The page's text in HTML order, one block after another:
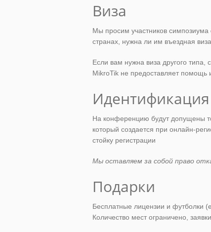
Виза
Мы просим участников симпозиума
странах, нужна ли им въездная виза
Если вам нужна виза другого типа,
MikroTik не предоставляет помощь
На конференцию будут допущены
который создается при онлайн-
стойку регистрации
Мы оставляем за собой право
Подарки
Бесплатные лицензии и футболки
Количество мест ограничено,